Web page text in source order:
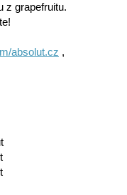
z grapefruitu.
absolut.cz ,